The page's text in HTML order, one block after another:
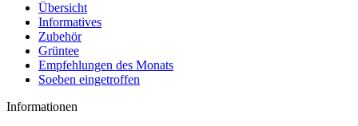
Übersicht
Informatives
Zubehör
Grüntee
Empfehlungen des Monats
Soeben eingetroffen
Informationen